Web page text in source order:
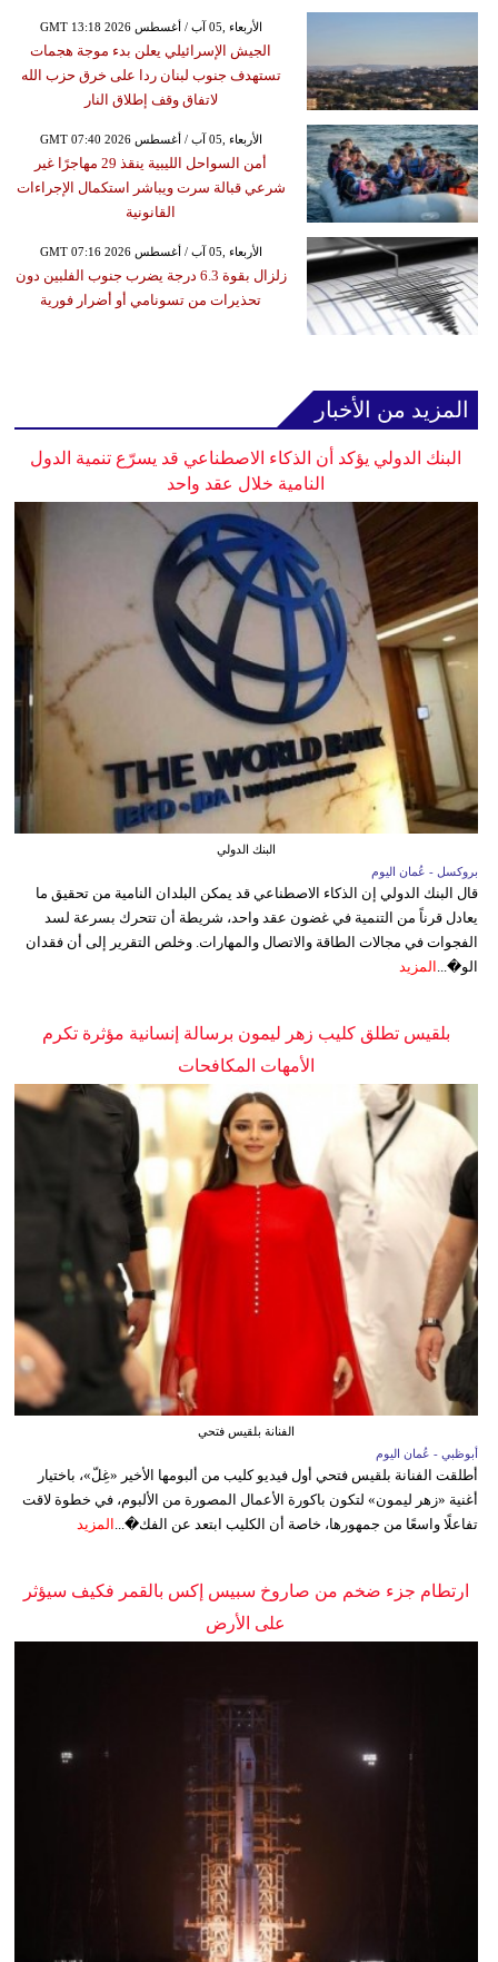
GMT 13:18 2026 الأربعاء ,05 آب / أغسطس
الجيش الإسرائيلي يعلن بدء موجة هجمات
تستهدف جنوب لبنان ردا على خرق حزب الله
لاتفاق وقف إطلاق النار
GMT 07:40 2026 الأربعاء ,05 آب / أغسطس
أمن السواحل الليبية ينقذ 29 مهاجرًا غير
شرعي قبالة سرت ويباشر استكمال الإجراءات
القانونية
GMT 07:16 2026 الأربعاء ,05 آب / أغسطس
زلزال بقوة 6.3 درجة يضرب جنوب الفلبين دون
تحذيرات من تسونامي أو أضرار فورية
المزيد من الأخبار
البنك الدولي يؤكد أن الذكاء الاصطناعي قد يسرّع تنمية الدول
النامية خلال عقد واحد
البنك الدولي
بروكسل - عُمان اليوم
قال البنك الدولي إن الذكاء الاصطناعي قد يمكن البلدان النامية من تحقيق ما
يعادل قرناً من التنمية في غضون عقد واحد، شريطة أن تتحرك بسرعة لسد
الفجوات في مجالات الطاقة والاتصال والمهارات. وخلص التقرير إلى أن فقدان
الو�...
المزيد
بلقيس تطلق كليب زهر ليمون برسالة إنسانية مؤثرة تكرم
الأمهات المكافحات
الفنانة بلقيس فتحي
أبوظبي - عُمان اليوم
أطلقت الفنانة بلقيس فتحي أول فيديو كليب من ألبومها الأخير «غِلّ»، باختيار
أغنية «زهر ليمون» لتكون باكورة الأعمال المصورة من الألبوم، في خطوة لاقت
تفاعلًا واسعًا من جمهورها، خاصة أن الكليب ابتعد عن الفك�... المزيد
ارتطام جزء ضخم من صاروخ سبيس إكس بالقمر فكيف سيؤثر
على الأرض